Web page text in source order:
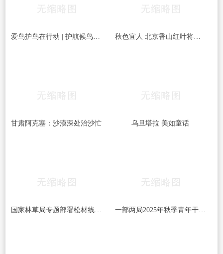
爱鸟护鸟在行动 | 护航候鸟迁徙，守护鸟类家园！哈尔滨青少年在行动…… 秋色宜人 北京香山红叶将迎最佳观赏期
甘肃阿克塞：沙漠深处治沙忙 乌旦塔拉 美如童话
国家林草局专题部署松材线虫病等疫情防控工作 一部两局2025年秋季青年干部培训班和处级干部进修班开班